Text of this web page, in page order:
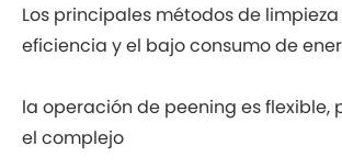
Los principales métodos de
eficiencia y el bajo consumo de
la operación de peening es flexible,
el complejo